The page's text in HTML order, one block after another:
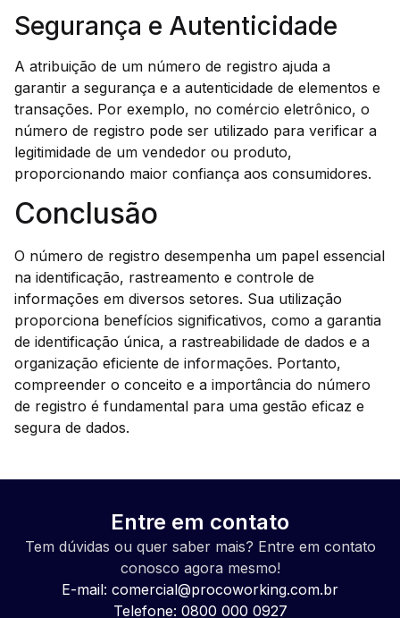
Segurança e Autenticidade
A atribuição de um número de registro ajuda a
garantir a segurança e a autenticidade de elementos e
transações. Por exemplo, no comércio eletrônico, o
número de registro pode ser utilizado para verificar a
legitimidade de um vendedor ou produto,
proporcionando maior confiança aos consumidores.
Conclusão
O número de registro desempenha um papel essencial
na identificação, rastreamento e controle de
informações em diversos setores. Sua utilização
proporciona benefícios significativos, como a garantia
de identificação única, a rastreabilidade de dados e a
organização eficiente de informações. Portanto,
compreender o conceito e a importância do número
de registro é fundamental para uma gestão eficaz e
segura de dados.
Entre em contato
Tem dúvidas ou quer saber mais? Entre em contato
conosco agora mesmo!
E-mail: comercial@procoworking.com.br
Telefone: 0800 000 0927